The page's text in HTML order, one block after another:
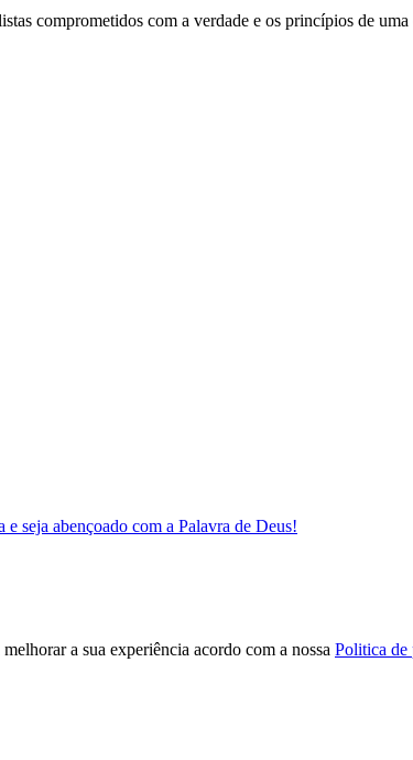
comprometidos com a verdade e os princípios de uma
seja abençoado com a Palavra de Deus!
a sua experiência acordo com a nossa Politica de